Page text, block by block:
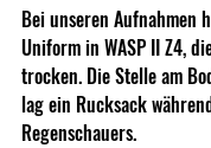
Bei unseren Aufnahmen
Uniform in WASP II Z4,
trocken. Die Stelle am
lag ein Rucksack
Regenschauers.